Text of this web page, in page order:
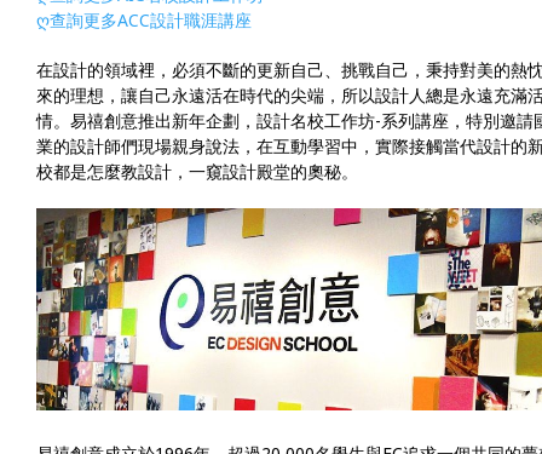
ღ查詢更多ACC設計職涯講座
在設計的領域裡，必須不斷的更新自己、挑戰自己，秉持對美的熱
來的理想，讓自己永遠活在時代的尖端，所以設計人總是永遠充滿
情。易禧創意推出新年企劃，設計名校工作坊-系列講座，特別邀請
業的設計師們現場親身說法，在互動學習中，實際接觸當代設計的
校都是怎麼教設計，一窺設計殿堂的奧秘。